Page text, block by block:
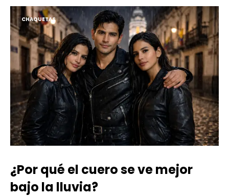
CHAQUETAS
¿Por qué el cuero se ve mejor
bajo la lluvia?